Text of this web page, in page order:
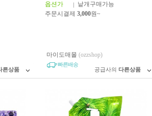
른상품
옵션가
낱개구매가능
주문시결제 3,000원~
마이도매몰 (ozzshop)
빠른배송
공급사의 다른상품